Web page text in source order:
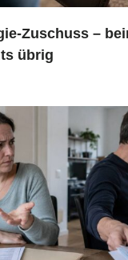
Zuschuss –
übrig